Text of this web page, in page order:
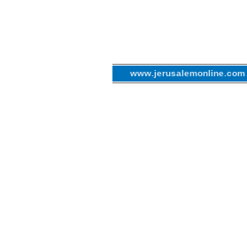
www.jerusalemonline.com